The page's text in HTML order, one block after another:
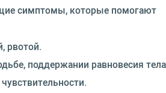
симптомы, которые помогают
рвотой.
поддержании равновесия